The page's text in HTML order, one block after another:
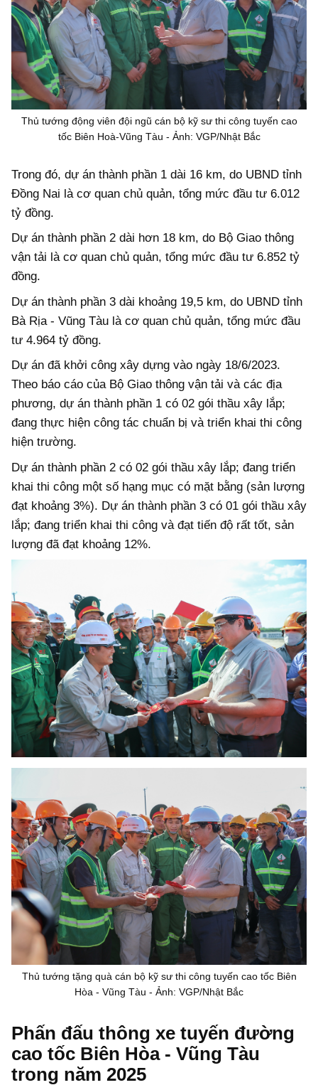
Thủ tướng động viên đội ngũ cán bộ kỹ sư thi công tuyến cao
tốc Biên Hoà-Vũng Tàu - Ảnh: VGP/Nhật Bắc
Trong đó, dự án thành phần 1 dài 16 km, do UBND tỉnh
Đồng Nai là cơ quan chủ quản, tổng mức đầu tư 6.012
tỷ đồng.
Dự án thành phần 2 dài hơn 18 km, do Bộ Giao thông
vận tải là cơ quan chủ quản, tổng mức đầu tư 6.852 tỷ
đồng.
Dự án thành phần 3 dài khoảng 19,5 km, do UBND tỉnh
Bà Rịa - Vũng Tàu là cơ quan chủ quản, tổng mức đầu
tư 4.964 tỷ đồng.
Dự án đã khởi công xây dựng vào ngày 18/6/2023.
Theo báo cáo của Bộ Giao thông vận tải và các địa
phương, dự án thành phần 1 có 02 gói thầu xây lắp;
đang thực hiện công tác chuẩn bị và triển khai thi công
hiện trường.
Dự án thành phần 2 có 02 gói thầu xây lắp; đang triển
khai thi công một số hạng mục có mặt bằng (sản lượng
đạt khoảng 3%). Dự án thành phần 3 có 01 gói thầu xây
lắp; đang triển khai thi công và đạt tiến độ rất tốt, sản
lượng đã đạt khoảng 12%.
Thủ tướng tặng quà cán bộ kỹ sư thi công tuyến cao tốc Biên
Hòa - Vũng Tàu - Ảnh: VGP/Nhật Bắc
Phấn đấu thông xe tuyến đường
cao tốc Biên Hòa - Vũng Tàu
trong năm 2025